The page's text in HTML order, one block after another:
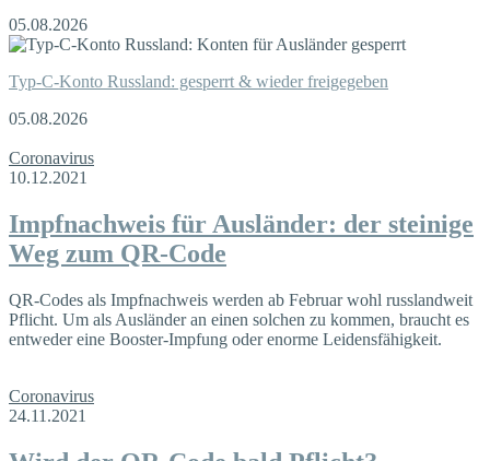
05.08.2026
Typ-C-Konto Russland: gesperrt & wieder freigegeben
05.08.2026
Coronavirus
10.12.2021
Impfnachweis für Ausländer: der steinige
Weg zum QR-Code
QR-Codes als Impfnachweis werden ab Februar wohl russlandweit
Pflicht. Um als Ausländer an einen solchen zu kommen, braucht es
entweder eine Booster-Impfung oder enorme Leidensfähigkeit.
Coronavirus
24.11.2021